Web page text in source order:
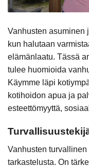
Vanhusten asuminen
kun halutaan
elämänlaatu. Tässä
tulee huomioida
Käymme läpi
kotihoidon apua ja
esteettömyyttä,
Vanhusten
tarkastelusta. On